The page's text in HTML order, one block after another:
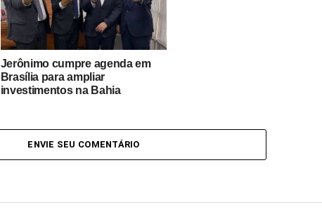
Jerônimo cumpre agenda em
Brasília para ampliar
investimentos na Bahia
ENVIE SEU COMENTÁRIO